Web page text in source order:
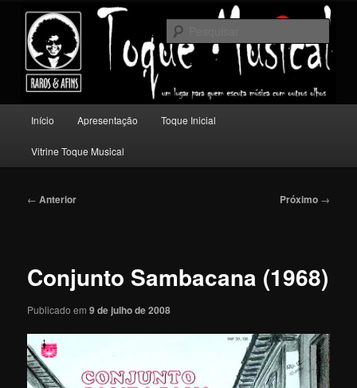
conteúdo
principalToque Musical
Um lugar para quem escuta música com outros olhos.
principal
Início Apresentação Toque Inicial
Vitrine Toque Musical
Navegação
← Anterior Próximo →
Conjunto Sambacana (1968)
Publicado em9 de julho de 2008